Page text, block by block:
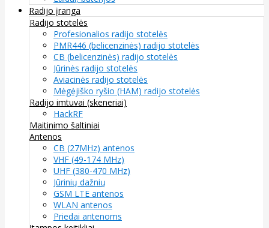
Radijo įranga
Radijo stotelės
Profesionalios radijo stotelės
PMR446 (belicenzinės) radijo stotelės
CB (belicenzinės) radijo stotelės
Jūrinės radijo stotelės
Aviacinės radijo stotelės
Mėgėjiško ryšio (HAM) radijo stotelės
Radijo imtuvai (skeneriai)
HackRF
Maitinimo šaltiniai
Antenos
CB (27MHz) antenos
VHF (49-174 MHz)
UHF (380-470 MHz)
Jūrinių dažnių
GSM LTE antenos
WLAN antenos
Priedai antenoms